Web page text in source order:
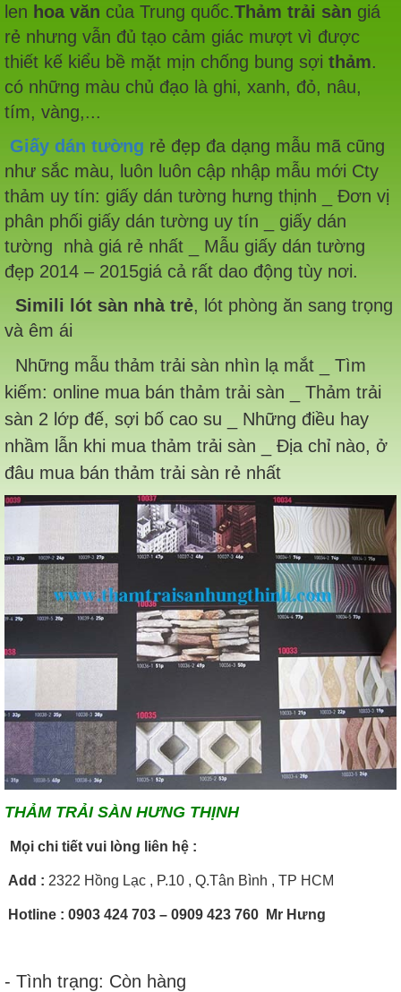
len hoa văn của Trung quốc.Thảm trải sàn giá
rẻ nhưng vẫn đủ tạo cảm giác mượt vì được
thiết kế kiểu bề mặt mịn chống bung sợi thảm.
có những màu chủ đạo là ghi, xanh, đỏ, nâu,
tím, vàng,...
Giấy dán tường rẻ đẹp đa dạng mẫu mã cũng
như sắc màu, luôn luôn cập nhập mẫu mới Cty
thảm uy tín: giấy dán tường hưng thịnh _ Đơn vị
phân phối giấy dán tường uy tín _ giấy dán
tường nhà giá rẻ nhất _ Mẫu giấy dán tường
đẹp 2014 – 2015giá cả rất dao động tùy nơi.
Simili lót sàn nhà trẻ, lót phòng ăn sang trọng
và êm ái
Những mẫu thảm trải sàn nhìn lạ mắt _ Tìm
kiếm: online mua bán thảm trải sàn _ Thảm trải
sàn 2 lớp đế, sợi bố cao su _ Những điều hay
nhầm lẫn khi mua thảm trải sàn _ Địa chỉ nào, ở
đâu mua bán thảm trải sàn rẻ nhất
THẢM TRẢI SÀN HƯNG THỊNH
Mọi chi tiết vui lòng liên hệ :
Add : 2322 Hồng Lạc , P.10 , Q.Tân Bình , TP HCM
Hotline : 0903 424 703 – 0909 423 760 Mr Hưng
- Tình trạng: Còn hàng